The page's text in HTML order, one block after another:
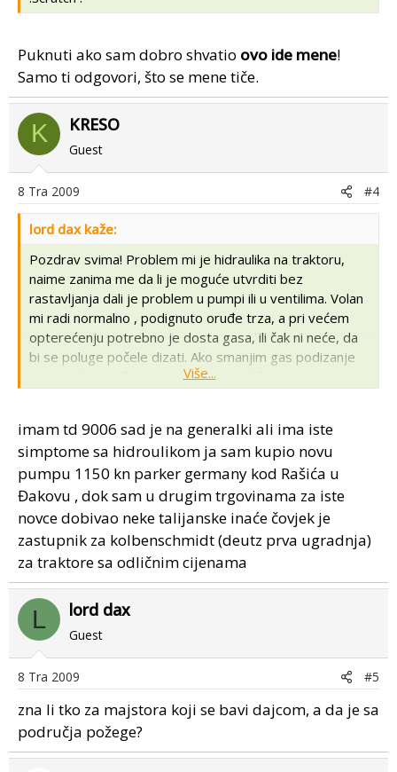
Puknuti ako sam dobro shvatio ovo ide mene!
Samo ti odgovori, što se mene tiče.
K KRESO
Guest
8 Tra 2009 #4
lord dax kaže:
Pozdrav svima! Problem mi je hidraulika na traktoru,
naime zanima me da li je moguće utvrditi bez
rastavljanja dali je problem u pumpi ili u ventilima. Volan
mi radi normalno , podignuto oruđe trza, a pri većem
opterećenju potrebno je dosta gasa, ili čak ni neće, da
bi se poluge počele dizati. Ako smanjim gas podizanje
stane iako je ručica u najgornjem položaju (ponovnim
Hvala svima!
Više...
imam td 9006 sad je na generalki ali ima iste
simptome sa hidroulikom ja sam kupio novu
pumpu 1150 kn parker germany kod Rašića u
Đakovu , dok sam u drugim trgovinama za iste
novce dobivao neke talijanske inaće čovjek je
zastupnik za kolbenschmidt (deutz prva ugradnja)
za traktore sa odličnim cijenama
L lord dax
Guest
8 Tra 2009 #5
zna li tko za majstora koji se bavi dajcom, a da je sa
područja požege?